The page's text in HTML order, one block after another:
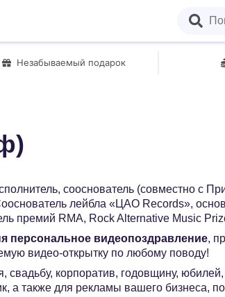
Незабываемый подарок
сооснователь (совместно с
лейбла «ЦАО Records»,
премий RMA, Rock Alternative Music
персональное видеопоздравление,
видео-открытку по любому поводу!
свадьбу, корпоратив, годовщину,
а также для рекламы вашего бизнеса,